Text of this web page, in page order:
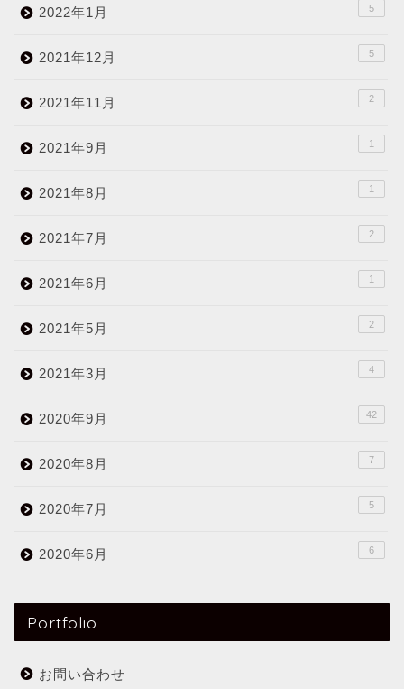
2022年1月 5
2021年12月 5
2021年11月 2
2021年9月 1
2021年8月 1
2021年7月 2
2021年6月 1
2021年5月 2
2021年3月 4
2020年9月 42
2020年8月 7
2020年7月 5
2020年6月 6
Portfolio
お問い合わせ